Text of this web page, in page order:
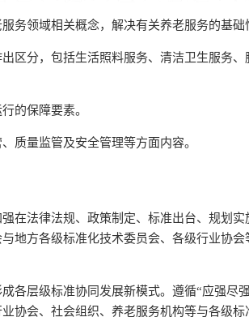
领域相关概念，解决有关养老服务的基础
区分，包括生活照料服务、清洁卫生服务
的保障要素。
质量监管及安全管理等方面内容。
在法律法规、政策制定、标准出台、规划
地方各级标准化技术委员会、各级行业协
各层级标准协同发展新模式。遵循“应强尽
协会、社会组织、养老服务机构等与各级